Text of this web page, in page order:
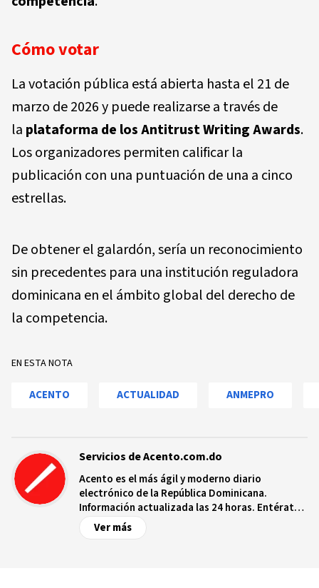
Cómo votar
La votación pública está abierta hasta el 21 de
marzo de 2026y puede realizarse a través de
la plataforma de los Antitrust Writing Awards.
Los organizadores permiten calificar la
publicación con una puntuación de una a cinco
estrellas.
De obtener el galardón, sería un reconocimiento
sin precedentes para una institución reguladora
dominicana en el ámbito global del derecho de
la competencia.
EN ESTA NOTA
ACENTO ACTUALIDAD ANMEPRO
Servicios de Acento.com.do
Acento es el más ágil y moderno diario
electrónico de la República Dominicana.
Información actualizada las 24 horas. Entérate
de las noticias y sucesos más importantes a
nivel nacional e internacional, videos y fotos
Ver más